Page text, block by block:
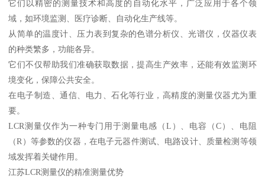
它们以精密的测量技术和高度的自动化水平，广泛应用于各个领
域，如环境监测、医疗诊断、自动化生产线等。
从简单的温度计、压力表到复杂的色谱分析仪、光谱仪，仪器仪表
的种类繁多，功能各异。
它们不仅帮助我们准确获取数据，提高生产效率，还能有效监测环
境变化，保障公共安全。
在电子制造、通信、电力、石化等行业，高精度的测量仪器尤为重
要。
LCR测量仪作为一种专门用于测量电感（L）、电容（C）、电阻
（R）等参数的仪器，在电子元器件测试、电路设计、质量检测等领
域发挥着关键作用。
江苏LCR测量仪的精准测量优势